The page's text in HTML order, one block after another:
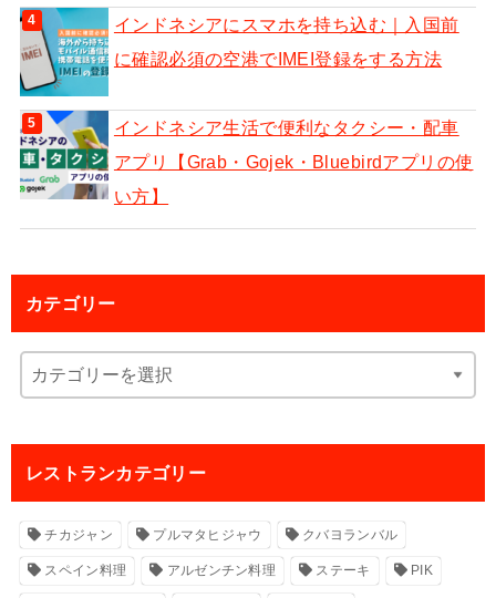
インドネシアにスマホを持ち込む｜入国前
に確認必須の空港でIMEI登録をする方法
インドネシア生活で便利なタクシー・配車
アプリ【Grab・Gojek・Bluebirdアプリの使
い方】
カテゴリー
レストランカテゴリー
チカジャン プルマタヒジャウ クバヨランバル
スペイン料理 アルゼンチン料理 ステーキ PIK